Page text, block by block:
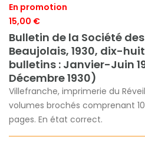
En promotion
15,00 €
Bulletin de la Société
Beaujolais, 1930, dix-
bulletins : Janvier-Juin
Décembre 1930)
Villefranche, imprimerie du Réveil
volumes brochés comprenant
pages. En état correct.